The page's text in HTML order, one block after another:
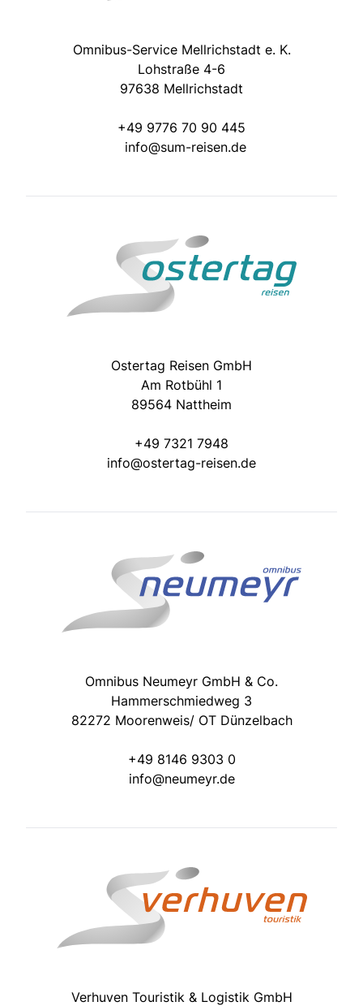
Omnibus-Service Mellrichstadt e. K.
Lohstraße 4-6
97638 Mellrichstadt
+49 9776 70 90 445
info@sum-reisen.de
Ostertag Reisen GmbH
Am Rotbühl 1
89564 Nattheim
+49 7321 7948
info@ostertag-reisen.de
Omnibus Neumeyr GmbH & Co.
Hammerschmiedweg 3
82272 Moorenweis/ OT Dünzelbach
+49 8146 9303 0
info@neumeyr.de
Verhuven Touristik & Logistik GmbH